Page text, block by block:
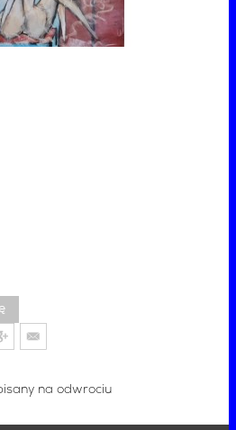
na odwrociu